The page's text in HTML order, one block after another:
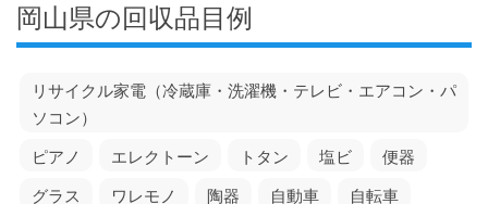
岡山県の回収品目例
リサイクル家電（冷蔵庫・洗濯機・テレビ・エアコン・パ
ソコン）
ピアノ エレクトーン トタン 塩ビ 便器
グラス ワレモノ 陶器 自動車 自転車